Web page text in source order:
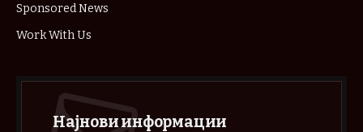
Sponsored News
Work With Us
Најнови информации